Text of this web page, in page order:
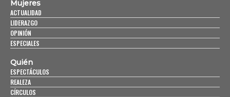
Mujeres
ACTUALIDAD
LIDERAZGO
OPINIÓN
ESPECIALES
Quién
ESPECTÁCULOS
REALEZA
CÍRCULOS